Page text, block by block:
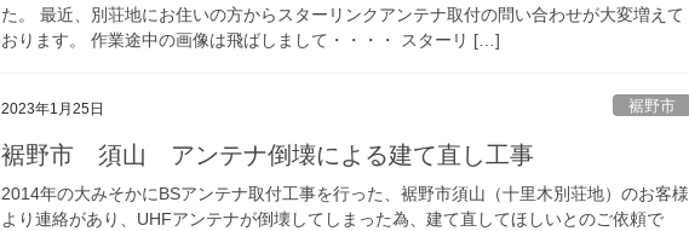
た。 最近、別荘地にお住いの方からスターリンクアンテナ取付の問い合わせが大変増えて
おります。 作業途中の画像は飛ばしまして・・・・ スターリ […]
2023年1月25日 裾野市
裾野市 須山 アンテナ倒壊による建て直し工事
2014年の大みそかにBSアンテナ取付工事を行った、裾野市須山（十里木別荘地）のお客様
より連絡があり、UHFアンテナが倒壊してしまった為、建て直してほしいとのご依頼で